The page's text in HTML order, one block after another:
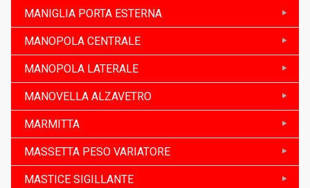
MANIGLIA PORTA ESTERNA
MANOPOLA CENTRALE
MANOPOLA LATERALE
MANOVELLA ALZAVETRO
MARMITTA
MASSETTA PESO VARIATORE
MASTICE SIGILLANTE